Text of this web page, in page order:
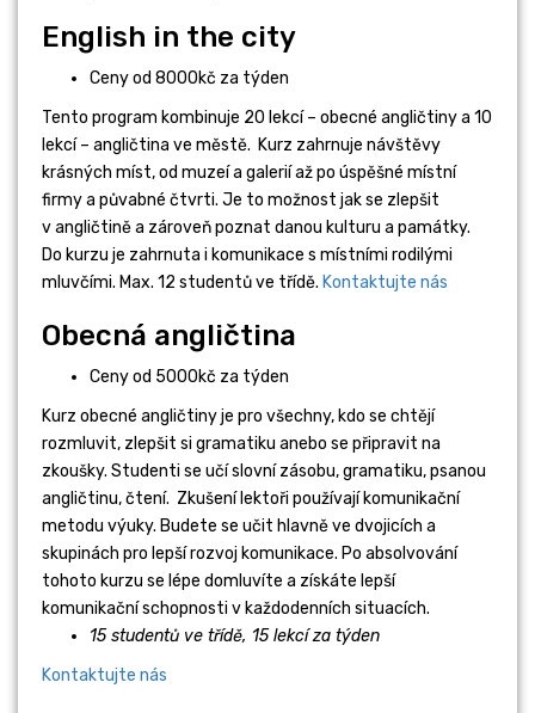
English in the city
Ceny od 8000kč za týden
Tento program kombinuje 20 lekcí – obecné angličtiny a 10
lekcí – angličtina ve městě. Kurz zahrnuje návštěvy
krásných míst, od muzeí a galerií až po úspěšné místní
firmy a půvabné čtvrti. Je to možnost jak se zlepšit
v angličtině a zároveň poznat danou kulturu a památky.
Do kurzu je zahrnuta i komunikace s místními rodilými
mluvčími. Max. 12 studentů ve třídě. Kontaktujte nás
Obecná angličtina
Ceny od 5000kč za týden
Kurz obecné angličtiny je pro všechny, kdo se chtějí
rozmluvit, zlepšit si gramatiku anebo se připravit na
zkoušky. Studenti se učí slovní zásobu, gramatiku, psanou
angličtinu, čtení. Zkušení lektoři používají komunikační
metodu výuky. Budete se učit hlavně ve dvojicích a
skupinách pro lepší rozvoj komunikace. Po absolvování
tohoto kurzu se lépe domluvíte a získáte lepší
komunikační schopnosti v každodenních situacích.
15 studentů ve třídě, 15 lekcí za týden
Kontaktujte nás